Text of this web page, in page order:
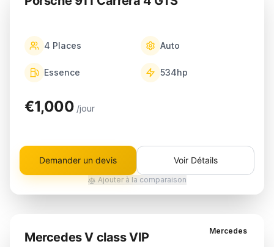
4 Places Auto
Essence 534hp
€1,000 /jour
Demander un devis Voir Détails
Ajouter à la comparaison
Mercedes
Mercedes V class VIP